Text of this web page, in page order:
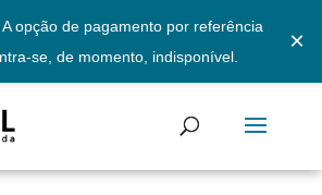
A opção de pagamento por referência
se, de momento, indisponível.
×